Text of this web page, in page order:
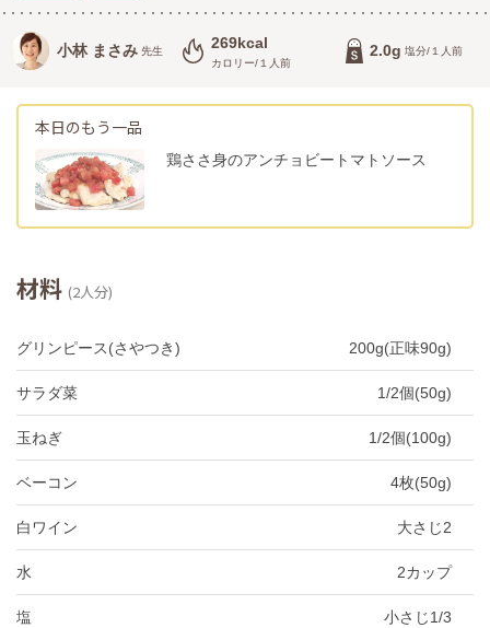
小林 まさみ 先生 269kcal
カロリー/１人前
2.0g 塩分/１人前
本日のもう一品
鶏ささ身のアンチョビートマトソース
材料 (2人分)
グリンピース(さやつき) 200g(正味90g)
サラダ菜 1/2個(50g)
玉ねぎ 1/2個(100g)
ベーコン 4枚(50g)
白ワイン 大さじ2
水 2カップ
塩 小さじ1/3